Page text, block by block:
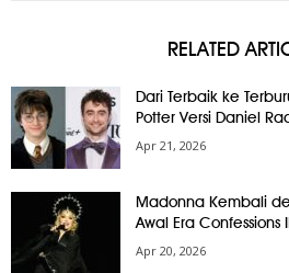
RELATED
Dari Terbaik ke
Potter Versi Daniel
Apr 21, 2026
Madonna Kembali
Awal Era Confessions
Apr 20, 2026